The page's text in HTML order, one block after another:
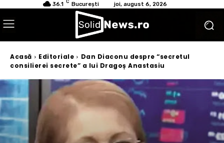
36.1 C București joi, august 6, 2026
Acasă Editoriale
Dan Diaconu despre “secretul
consilierei secrete” a lui Dragoș Anastasiu